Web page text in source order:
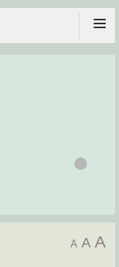
≡
A A A